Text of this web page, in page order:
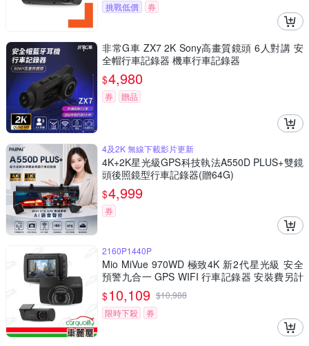
挑戰低價
券
非常G車 ZX7 2K Sony高畫質鏡頭 6人對講 安
全帽行車記錄器 機車行車記錄器
$4,980
券 贈品
4及2K 無線下載影片更新
4K+2K星光級GPS科技執法A550D PLUS+雙鏡
頭後照鏡型行車記錄器(贈64G)
$4,999
券
2160P1440P
Mio MiVue 970WD 極致4K 新2代星光級 安全
預警九合一 GPS WIFI 行車記錄器 安裝費另計
_車麗屋
$10,109 $10,988
限時下殺
券